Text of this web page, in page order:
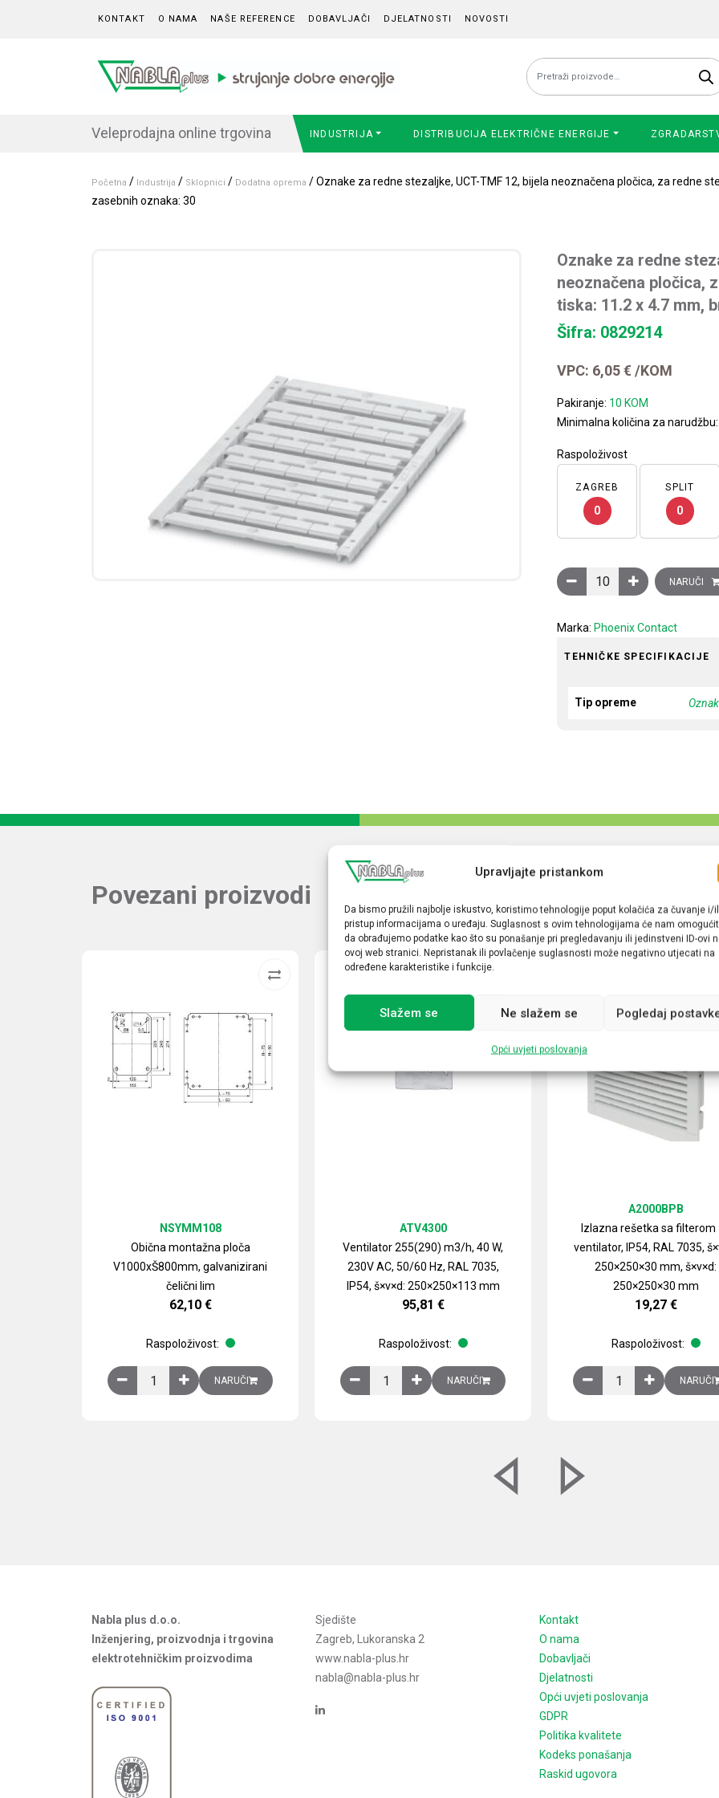
Upravljajte pristankom
Da bismo pružili najbolje iskustvo, koristimo tehnologije poput kolačića za čuvanje i/
pristup informacijama o uređaju. Suglasnost s ovim tehnologijama će nam
da obrađujemo podatke kao što su ponašanje pri pregledavanju ili jedinstveni ID-ovi
ovoj web stranici. Nepristanak ili povlačenje suglasnosti može negativno utjecati na
određene karakteristike i funkcije.
Slažem se Ne slažem se Pogledaj
Opći uvjeti poslovanja
KONTAKT O NAMA NAŠE REFERENCE DOBAVLJAČI DJELATNOSTI NOVOSTI
Pretraži:
Veleprodajna online trgovina INDUSTRIJA DISTRIBUCIJA ELEKTRIČNE ENERGIJE
Početna / Industrija / Sklopnici / Dodatna oprema / Oznake za redne stezaljke, UCT-TMF 12, bijela neoznačena pločica, za redne
zasebnih oznaka: 30
Oznake za redne
neoznačena pločica,
tiska: 11.2 x 4.7 mm,
Šifra: 0829214
VPC: 6,05€ /KOM
Pakiranje: 10 KOM
Minimalna količina za narudžbu:
Raspoloživost
ZAGREB
0
SPLIT
0
Oznake za redneNARUČI
Marka: Phoenix Contact
TEHNIČKE SPECIFIKACIJE
Tip opreme
Povezani proizvodi
Obična montažna ploča
V1000xŠ800mm, galvanizirani
čelični lim
NSYMM108
62,10 €
Raspoloživost:
Obična montažna ploča V1000xŠ800mm, galvanizirani čelični lim količina
NARUČI
Ventilator 255(290) m3/h, 40 W,
230V AC, 50/60 Hz, RAL 7035,
IP54, š×v×d: 250×250×113 mm
ATV4300
95,81 €
Raspoloživost:
Ventilator 255(290) m3/h, 40 W, 230V AC, 50/60 Hz, RAL 7035,
NARUČI
Izlazna rešetka sa filterom
ventilator, IP54, RAL 7035,
250×250×30 mm, š×v×d:
250×250×30 mm
A2000BPB
19,27 €
Raspoloživost:
Izlazna rešetka saNARUČI
Nabla plus d.o.o.
Inženjering, proizvodnja i trgovina
elektrotehničkim proizvodima
Sjedište
Zagreb, Lukoranska 2
www.nabla-plus.hr
nabla@nabla-plus.hr
Kontakt
O nama
Dobavljači
Djelatnosti
Opći uvjeti poslovanja
GDPR
Politika kvalitete
Kodeks ponašanja
Raskid ugovora